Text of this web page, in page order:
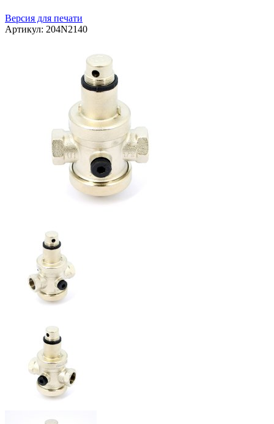
Версия для печати
Артикул: 204N2140